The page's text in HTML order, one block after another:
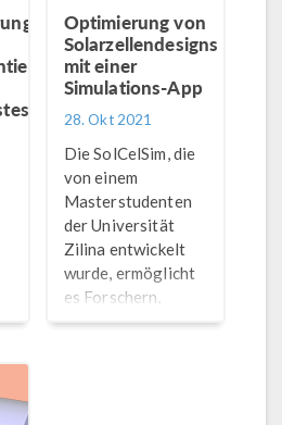
Optimierung von
Solarzellendesigns
mit einer
Simulations-App
28. Okt 2021
Die SolCelSim, die
von einem
Masterstudenten
der Universität
Zilina entwickelt
wurde, ermöglicht
es Forschern,
Solarzellendesigns